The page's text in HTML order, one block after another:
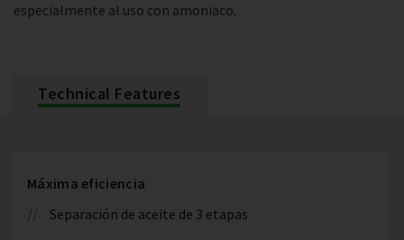
especialmente al uso con amoniaco.
Technical Features
Máxima eficiencia
Separación de aceite de 3 etapas